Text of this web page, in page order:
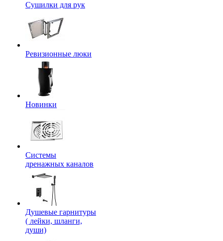
Сушилки для рук
Ревизионные люки
Новинки
Системы
дренажных каналов
Душевые гарнитуры
( лейки, шланги,
души)